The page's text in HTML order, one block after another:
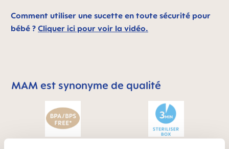
Comment utiliser une sucette en toute sécurité pour
bébé ? Cliquer ici pour voir la vidéo.
Skip MAM Means Quality Icon Bar
MAM est synonyme de qualité